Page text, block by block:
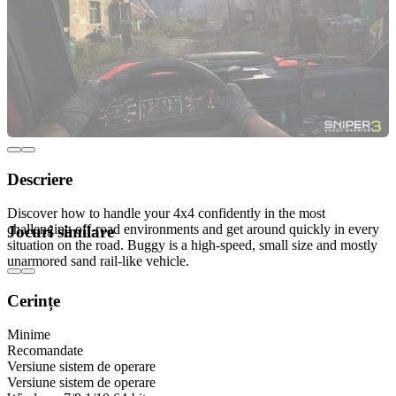
Descriere
Discover how to handle your 4x4 confidently in the most
challenging off-road environments and get around quickly in every
situation on the road. Buggy is a high-speed, small size and mostly
unarmored sand rail-like vehicle.
Jocuri similare
Cerințe
Minime
Recomandate
Versiune sistem de operare
Versiune sistem de operare